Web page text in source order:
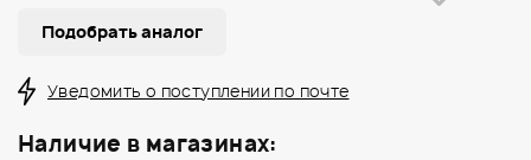
Подобрать аналог
Уведомить о поступлении по почте
Наличие в магазинах: